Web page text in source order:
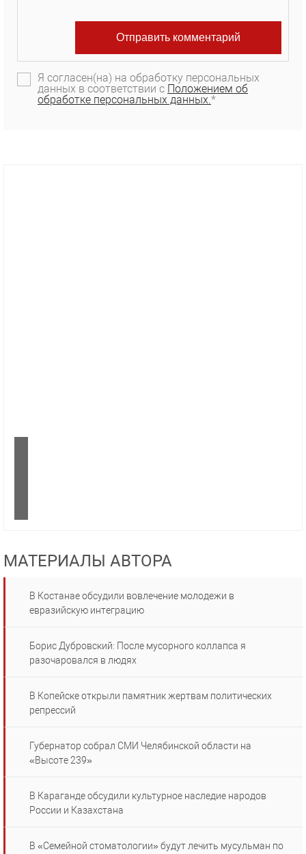
Я согласен(на) на обработку персональных
данных в соответствии с Положением об
обработке персональных данных.*
МАТЕРИАЛЫ АВТОРА
В Костанае обсудили вовлечение молодежи в
евразийскую интеграцию
Борис Дубровский: После мусорного коллапса я
разочаровался в людях
В Копейске открыли памятник жертвам политических
репрессий
Губернатор собрал СМИ Челябинской области на
«Высоте 239»
В Караганде обсудили культурное наследие народов
России и Казахстана
В «Семейной стоматологии» будут лечить мусульман по